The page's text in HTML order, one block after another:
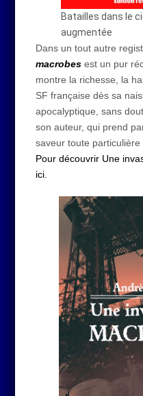
Batailles dans le
augmentée
Dans un tout autre
macrobes est un pur
montre la richesse, la
SF française dès sa
apocalyptique, sans
son auteur, qui prend
saveur toute
Pour découvrir Une
ici.